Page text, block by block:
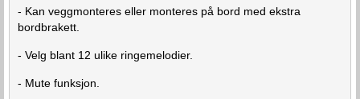
- Kan veggmonteres eller monteres på bord med ekstra
bordbrakett.
- Velg blant 12 ulike ringemelodier.
- Mute funksjon.